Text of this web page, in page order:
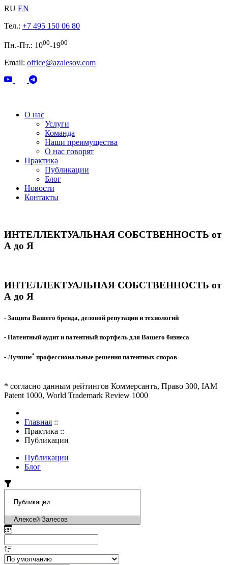
RU EN
Тел.: +7 495 150 06 80
Пн.-Пт.: 1000-1900
Email: office@azalesov.com
О нас
Услуги
Команда
Наши преимущества
О нас говорят
Практика
Публикации
Блог
Новости
Контакты
ИНТЕЛЛЕКТУАЛЬНАЯ СОБСТВЕННОСТЬ от
А до Я
ИНТЕЛЛЕКТУАЛЬНАЯ СОБСТВЕННОСТЬ от
А до Я
- Защита Вашего бренда, деловой репутации и технологий
- Патентный аудит и патентный портфель для Вашего бизнеса
- Лучшие* профессиональные решения патентных споров
* согласно данным рейтингов Коммерсантъ, Право 300, IAM
Patent 1000, World Trademark Review 1000
Главная ::
Практика ::
Публикации
Публикации
Блог